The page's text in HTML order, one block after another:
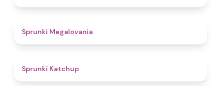
Sprunki Megalovania
Sprunki Katchup